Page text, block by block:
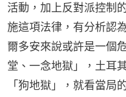
活動，加上反對派控制
施這項法律，有分析認
爾多安來說或許是一個
堂、一念地獄」，土耳
「狗地獄」，就看當局